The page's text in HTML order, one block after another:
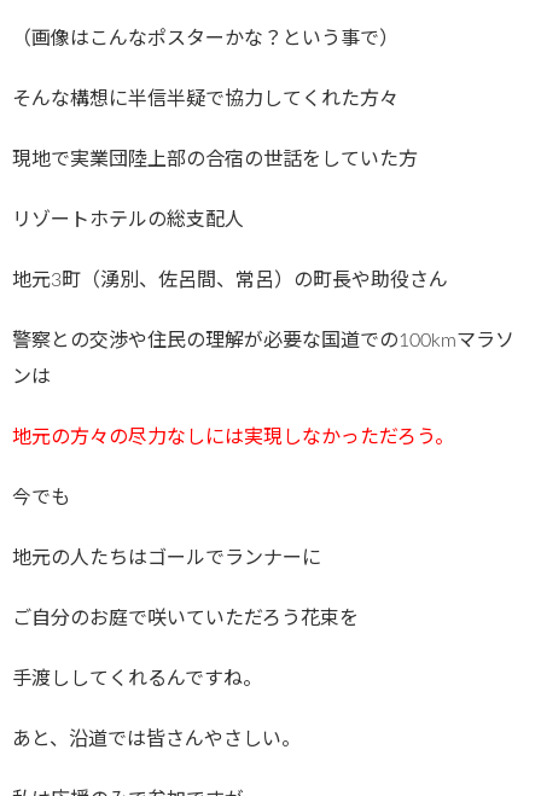
（画像はこんなポスターかな？という事で）
そんな構想に半信半疑で協力してくれた方々
現地で実業団陸上部の合宿の世話をしていた方
リゾートホテルの総支配人
地元3町（湧別、佐呂間、常呂）の町長や助役さん
警察との交渉や住民の理解が必要な国道での100kmマラソ
ンは
地元の方々の尽力なしには実現しなかっただろう。
今でも
地元の人たちはゴールでランナーに
ご自分のお庭で咲いていただろう花束を
手渡ししてくれるんですね。
あと、沿道では皆さんやさしい。